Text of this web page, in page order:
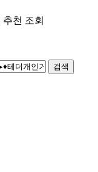
추천 조회
검색